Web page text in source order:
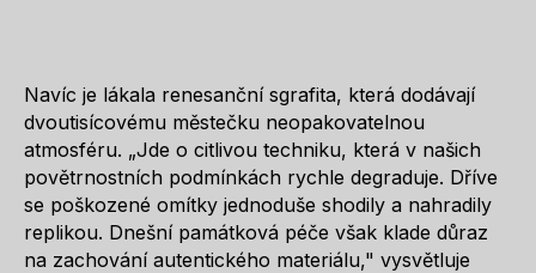
Navíc je lákala renesanční sgrafita, která dodávají
dvoutisícovému městečku neopakovatelnou
atmosféru. „Jde o citlivou techniku, která v našich
povětrnostních podmínkách rychle degraduje. Dříve
se poškozené omítky jednoduše shodily a nahradily
replikou. Dnešní památková péče však klade důraz
na zachování autentického materiálu," vysvětluje